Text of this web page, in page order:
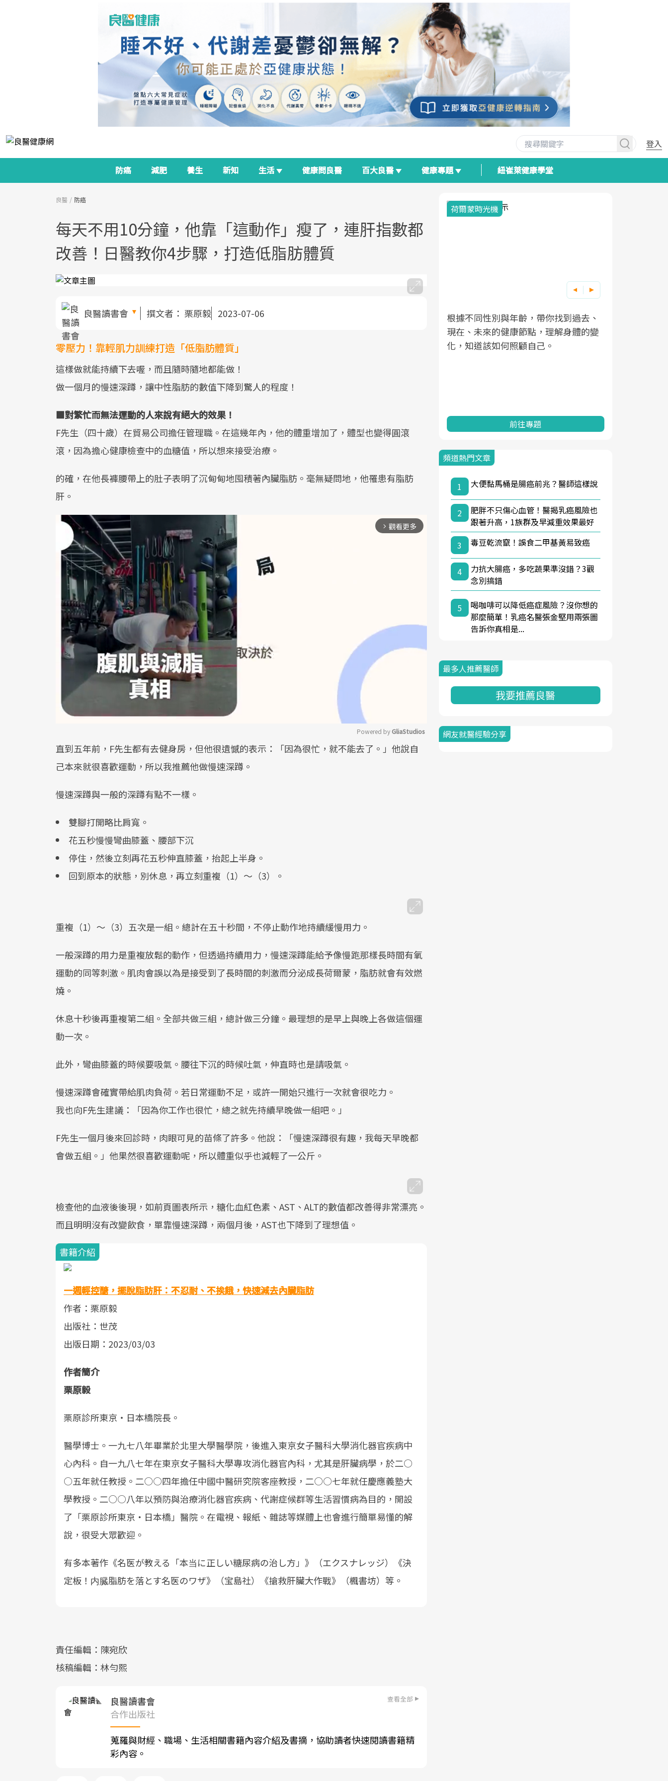
登入
防癌 減肥 養生 新知 生活 健康問良醫 百大良醫 健康專題 紐崔萊健康學堂
良醫 防癌
每天不用10分鐘，他靠「這動作」瘦了，連肝指數都
改善！日醫教你4步驟，打造低脂肪體質
良醫讀書會 撰文者： 栗原毅 2023-07-06
零壓力！靠輕肌力訓練打造「低脂肪體質」
這樣做就能持續下去喔，而且隨時隨地都能做！
做一個月的慢速深蹲，讓中性脂肪的數值下降到驚人的程度！
■對繁忙而無法運動的人來說有絕大的效果！
F先生（四十歲）在貿易公司擔任管理職。在這幾年內，他的體重增加了，體型也變得圓滾
滾，因為擔心健康檢查中的血糖值，所以想來接受治療。
的確，在他長褲腰帶上的肚子表明了沉甸甸地囤積著內臟脂肪。毫無疑問地，他罹患有脂肪
肝。
arrow_forward_ios 觀看更多
Powered by GliaStudios
直到五年前，F先生都有去健身房，但他很遺憾的表示：「因為很忙，就不能去了。」他說自
己本來就很喜歡運動，所以我推薦他做慢速深蹲。
慢速深蹲與一般的深蹲有點不一樣。
雙腳打開略比肩寬。
花五秒慢慢彎曲膝蓋、腰部下沉
停住，然後立刻再花五秒伸直膝蓋，抬起上半身。
回到原本的狀態，別休息，再立刻重複（1）～（3）。
重複（1）～（3）五次是一組。總計在五十秒間，不停止動作地持續緩慢用力。
一般深蹲的用力是重複放鬆的動作，但透過持續用力，慢速深蹲能給予像慢跑那樣長時間有氧
運動的同等刺激。肌肉會誤以為是接受到了長時間的刺激而分泌成長荷爾蒙，脂肪就會有效燃
燒。
休息十秒後再重複第二組。全部共做三組，總計做三分鐘。最理想的是早上與晚上各做這個運
動一次。
此外，彎曲膝蓋的時候要吸氣。腰往下沉的時候吐氣，伸直時也是請吸氣。
慢速深蹲會確實帶給肌肉負荷。若日常運動不足，或許一開始只進行一次就會很吃力。
我也向F先生建議：「因為你工作也很忙，總之就先持續早晚做一組吧。」
F先生一個月後來回診時，肉眼可見的苗條了許多。他說：「慢速深蹲很有趣，我每天早晚都
會做五組。」他果然很喜歡運動呢，所以體重似乎也減輕了一公斤。
檢查他的血液後後現，如前頁圖表所示，糖化血紅色素、AST、ALT的數值都改善得非常漂亮。
而且明明沒有改變飲食，單靠慢速深蹲，兩個月後，AST也下降到了理想值。
書籍介紹
一週輕控醣，擺脫脂肪肝：不忍耐、不挨餓，快速減去內臟脂肪
作者：栗原毅
出版社：世茂
出版日期：2023/03/03
作者簡介
栗原毅
栗原診所東京‧日本橋院長。
醫學博士。一九七八年畢業於北里大學醫學院，後進入東京女子醫科大學消化器官疾病中
心內科。自一九八七年在東京女子醫科大學專攻消化器官內科，尤其是肝臟病學，於二○
○五年就任教授。二○○四年擔任中國中醫研究院客座教授，二○○七年就任慶應義塾大
學教授。二○○八年以預防與治療消化器官疾病、代謝症候群等生活習慣病為目的，開設
了「栗原診所東京‧日本橋」醫院。在電視、報紙、雜誌等媒體上也會進行簡單易懂的解
說，很受大眾歡迎。
有多本著作《名医が教える「本当に正しい糖尿病の治し方」》（エクスナレッジ）《決
定板！内臓脂肪を落とす名医のワザ》（宝島社）《搶救肝臟大作戰》（楓書坊）等。
責任編輯：陳宛欣
核稿編輯：林勻熙
良醫讀書會 查看全部
合作出版社
蒐羅與財經、職場、生活相關書籍內容介紹及書摘，協助讀者快速閱讀書籍精
彩內容。
療院所的服務，更是民眾了解自身健康
荷爾蒙時光機
根據不同性別與年齡，帶你找到過去、
現在、未來的健康節點，理解身體的變
化，知道該如何照顧自己。
前往專題
頻道熱門文章
1 大便黏馬桶是腸癌前兆？醫師這樣說
2
肥胖不只傷心血管！醫揭乳癌風險也
跟著升高，1族群及早減重效果最好
3
毒豆乾流竄！誤食二甲基黃易致癌
4
力抗大腸癌，多吃蔬果準沒錯？3觀
念別搞錯
5
喝咖啡可以降低癌症風險？沒你想的
那麼簡單！乳癌名醫張金堅用兩張圖
告訴你真相是...
最多人推薦醫師
我要推薦良醫
網友就醫經驗分享